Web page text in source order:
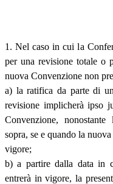
1. Nel caso in cui la
per una revisione totale o
nuova Convenzione non
a) la ratifica da parte di
revisione implicherà ipso
Convenzione,
sopra, se e quando la
vigore;
b) a partire dalla data in
entrerà in vigore, la